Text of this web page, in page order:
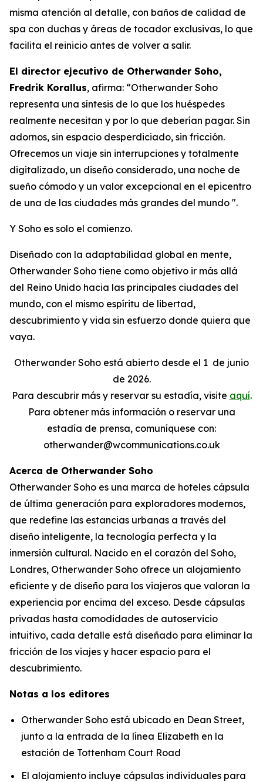
misma atención al detalle, con baños de calidad de
spa con duchas y áreas de tocador exclusivas, lo que
facilita el reinicio antes de volver a salir.
El director ejecutivo de Otherwander Soho,
Fredrik Korallus, afirma: “Otherwander Soho
representa una síntesis de lo que los huéspedes
realmente necesitan y por lo que deberían pagar. Sin
adornos, sin espacio desperdiciado, sin fricción.
Ofrecemos un viaje sin interrupciones y totalmente
digitalizado, un diseño considerado, una noche de
sueño cómodo y un valor excepcional en el epicentro
de una de las ciudades más grandes del mundo ".
Y Soho es solo el comienzo.
Diseñado con la adaptabilidad global en mente,
Otherwander Soho tiene como objetivo ir más allá
del Reino Unido hacia las principales ciudades del
mundo, con el mismo espíritu de libertad,
descubrimiento y vida sin esfuerzo donde quiera que
vaya.
Otherwander Soho está abierto desde el 1 de junio
de 2026.
Para descubrir más y reservar su estadía, visite aquí.
Para obtener más información o reservar una
estadía de prensa, comuníquese con:
otherwander@wcommunications.co.uk
Acerca de Otherwander Soho
Otherwander Soho es una marca de hoteles cápsula
de última generación para exploradores modernos,
que redefine las estancias urbanas a través del
diseño inteligente, la tecnología perfecta y la
inmersión cultural. Nacido en el corazón del Soho,
Londres, Otherwander Soho ofrece un alojamiento
eficiente y de diseño para los viajeros que valoran la
experiencia por encima del exceso. Desde cápsulas
privadas hasta comodidades de autoservicio
intuitivo, cada detalle está diseñado para eliminar la
fricción de los viajes y hacer espacio para el
descubrimiento.
Notas a los editores
Otherwander Soho está ubicado en Dean Street,
junto a la entrada de la línea Elizabeth en la
estación de Tottenham Court Road
El alojamiento incluye cápsulas individuales para